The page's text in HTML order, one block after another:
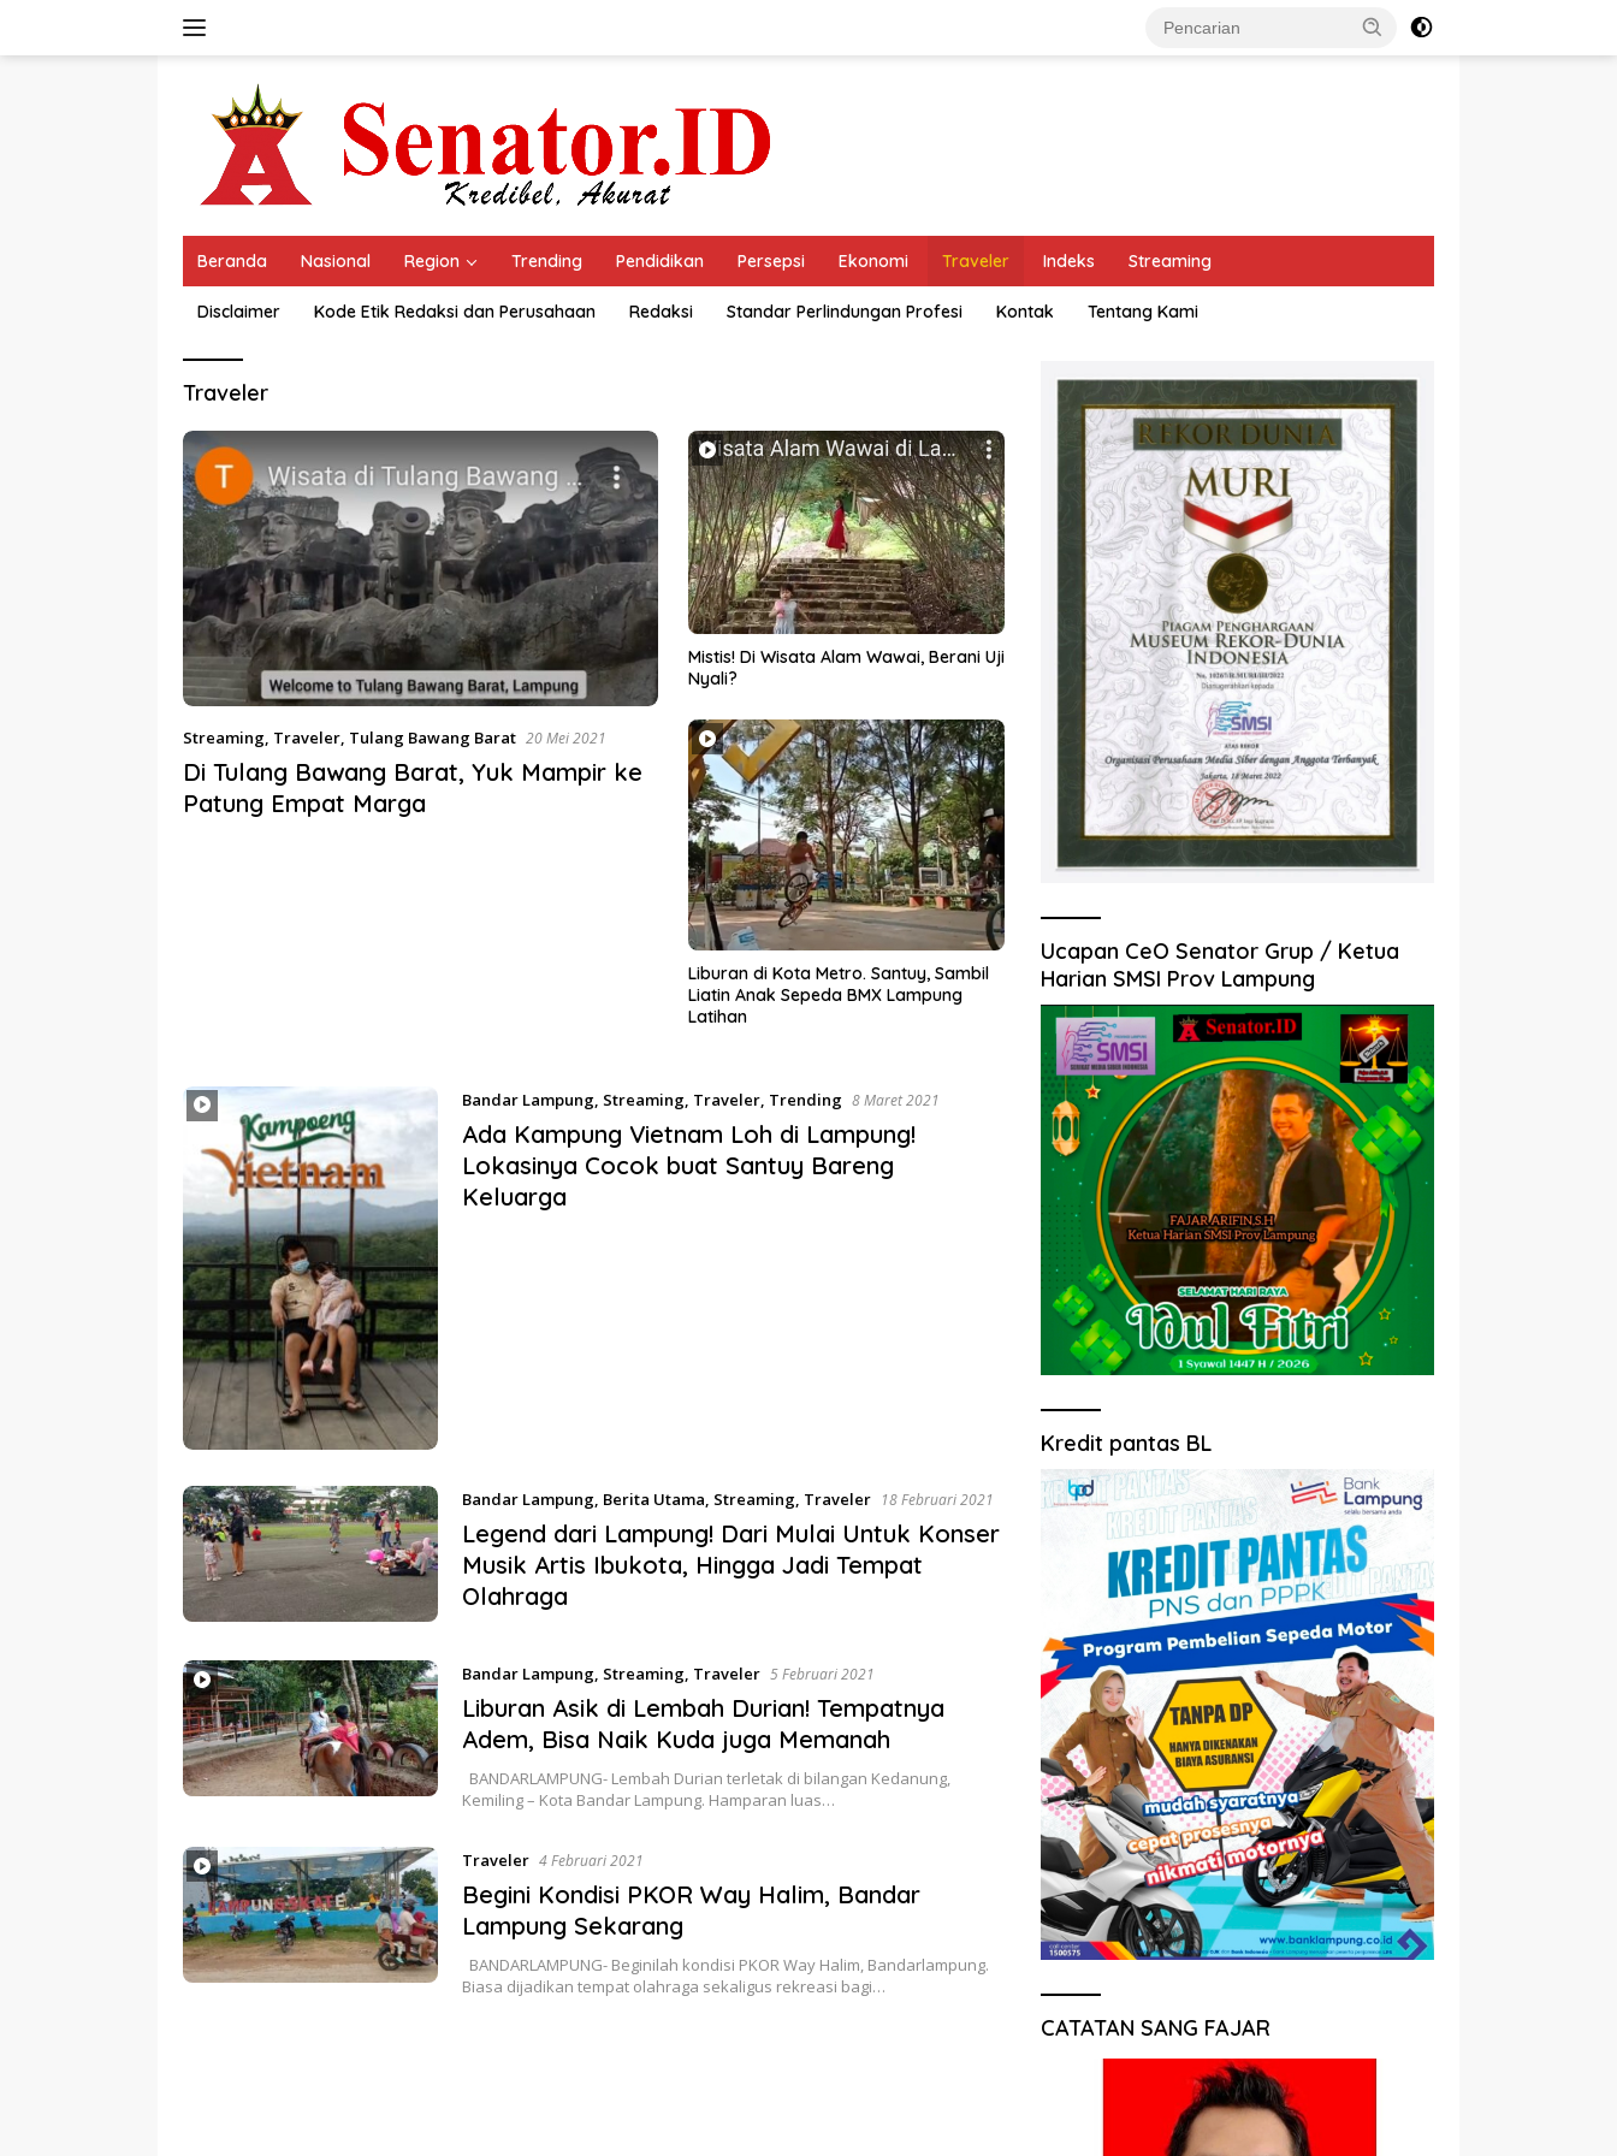
Beranda Nasional Region Trending Pendidikan Persepsi Ekonomi Traveler Indeks Streaming
Disclaimer Kode Etik Redaksi dan Perusahaan Redaksi Standar Perlindungan Profesi Kontak Tentang Kami
Traveler
Streaming, Traveler, Tulang Bawang Barat 20 Mei 2021
Di Tulang Bawang Barat, Yuk Mampir ke
Patung Empat Marga
Mistis! Di Wisata Alam Wawai, Berani Uji
Nyali?
Liburan di Kota Metro. Santuy, Sambil
Liatin Anak Sepeda BMX Lampung
Latihan
Bandar Lampung, Streaming, Traveler, Trending 8 Maret 2021
Ada Kampung Vietnam Loh di Lampung!
Lokasinya Cocok buat Santuy Bareng
Keluarga
Bandar Lampung, Berita Utama, Streaming, Traveler 18 Februari 2021
Legend dari Lampung! Dari Mulai Untuk Konser
Musik Artis Ibukota, Hingga Jadi Tempat
Olahraga
Bandar Lampung, Streaming, Traveler 5 Februari 2021
Liburan Asik di Lembah Durian! Tempatnya
Adem, Bisa Naik Kuda juga Memanah
BANDARLAMPUNG- Lembah Durian terletak di bilangan Kedanung,
Kemiling – Kota Bandar Lampung. Hamparan luas…
Traveler 4 Februari 2021
Begini Kondisi PKOR Way Halim, Bandar
Lampung Sekarang
BANDARLAMPUNG- Beginilah kondisi PKOR Way Halim, Bandarlampung.
Biasa dijadikan tempat olahraga sekaligus rekreasi bagi…
Ucapan CeO Senator Grup / Ketua
Harian SMSI Prov Lampung
Kredit pantas BL
CATATAN SANG FAJAR